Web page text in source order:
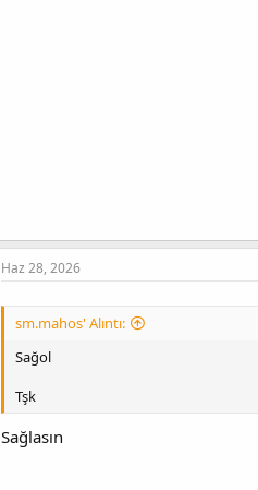
Haz 28, 2026
sm.mahos' Alıntı:
Sağol
Tşk
Sağlasın